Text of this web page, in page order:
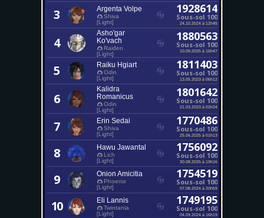
3 Argenta Volpe
Shiva
[Light]
1928614
Sous-sol 100
24.10.2024 à 12h45
4
Asho'gar
Ko'vach
Raiden
[Light]
1880563
Sous-sol 100
10.09.2025 à 16h47
5 Raiku Hgiart
Odin
[Light]
1811403
Sous-sol 100
13.05.2023 à 06h12
6
Kalidra
Romanicus
Odin
[Light]
1801642
Sous-sol 100
21.03.2023 à 02h34
7 Erin Sedai
Shiva
[Light]
1770486
Sous-sol 100
25.06.2025 à 01h13
8 Hawu Jawantal
Lich
[Light]
1756092
Sous-sol 100
30.08.2025 à 19h16
9 Onion Amicitia
Phoenix
[Light]
1754519
Sous-sol 100
07.08.2024 à 20h59
10 Eli Lannis
Twintania
[Light]
1749195
Sous-sol 100
04.09.2024 à 16h19